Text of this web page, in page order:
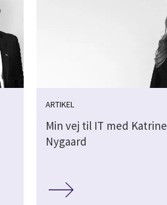
ARTIKEL
Min vej til IT med Katrine
Nygaard